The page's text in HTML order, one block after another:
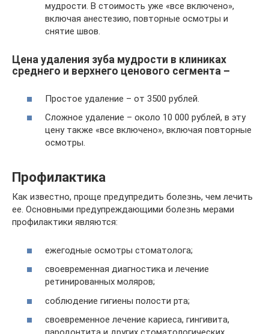
мудрости. В стоимость уже «все включено»,
включая анестезию, повторные осмотры и
снятие швов.
Цена удаления зуба мудрости в клиниках
среднего и верхнего ценового сегмента –
Простое удаление – от 3500 рублей.
Сложное удаление – около 10 000 рублей, в эту
цену также «все включено», включая повторные
осмотры.
Профилактика
Как известно, проще предупредить болезнь, чем лечить
ее. Основными предупреждающими болезнь мерами
профилактики являются:
ежегодные осмотры стоматолога;
своевременная диагностика и лечение
ретинированных моляров;
соблюдение гигиены полости рта;
своевременное лечение кариеса, гингивита,